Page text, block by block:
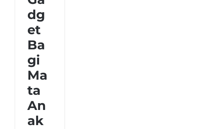
dg
et
Ba
gi
Ma
ta
An
ak